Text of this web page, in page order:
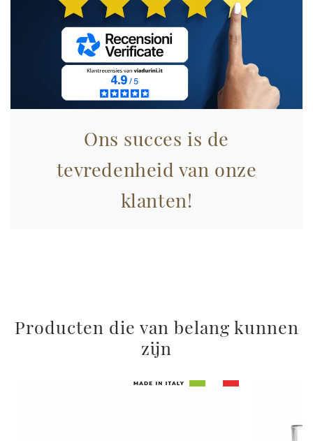
informazioni sul modo in cui utilizza il nostro sito con i
nostri partner che si occupano di analisi dei dati web,
pubblicità e social media, i quali potrebbero combinarle
con altre informazioni che ha fornito loro o che hanno
raccolto dal suo utilizzo dei loro servizi.
Ons succes is de
tevredenheid van onze
klanten!
Producten die van belang kunnen
zijn